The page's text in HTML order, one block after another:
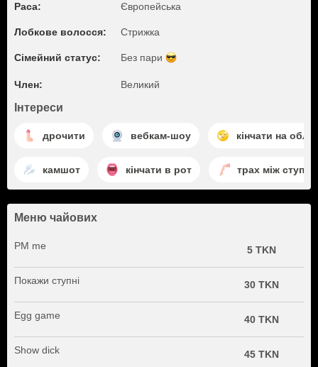
Раса: Європейська
Лобкове волосся: Стрижка
Сімейний статус: Без пари
Член: Великий
Інтереси
дрочити вебкам-шоу кінчати на
камшот кінчати в рот трах між
Меню чайових
PM me 5 TKN
Покажи ступні 30 TKN
Egg game 40 TKN
Show dick 45 TKN